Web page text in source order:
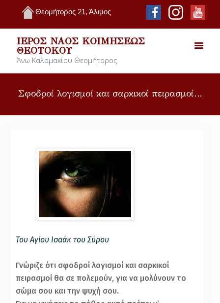
Θεομήτορος 21, Άλιμος
ΙΕΡΌΣ ΝΑΌΣ ΚΟΙΜΉΣΕΩΣ
ΘΕΟΤΌΚΟΥ
Άνω Καλαμακίου Θεομήτορος
Σφοδροί λογισμοί και σαρκικοί πειρασμοί…
Του Αγίου Ισαάκ του Σύρου
Γνώριζε ότι σφοδροί λογισμοί και σαρκικοί
πειρασμοί θα σε πολεμούν, για να μολύνουν το
σώμα σου και την ψυχή σου.